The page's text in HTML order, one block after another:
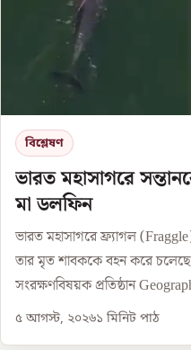
বিশ্লেষণ
ভারত মহাসাগরে
মা ডলফিন
ভারত মহাসাগরে ফ্র্যাগল
তার মৃত শাবককে বহন করে চলেছে
সংরক্ষণবিষয়ক প্রতিষ্ঠান
৫ আগস্ট, ২০২৬১ মিনিট পাঠ